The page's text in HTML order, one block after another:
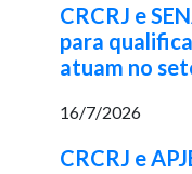
CRCRJ e
para
atuam no
16/7/2026
CRCRJ e